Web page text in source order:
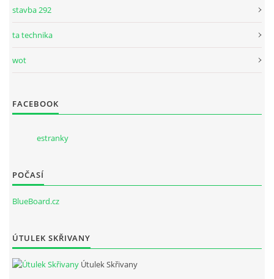
stavba 292
ta technika
wot
FACEBOOK
estranky
POČASÍ
BlueBoard.cz
ÚTULEK SKŘIVANY
Útulek Skřivany